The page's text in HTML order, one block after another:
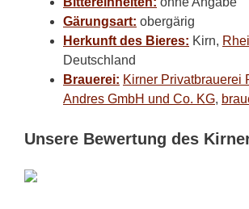
Gärungsart: obergärig
Herkunft des Bieres: Kirn,
Deutschland
Brauerei: Kirner Privatbrauerei
Andres GmbH und Co. KG,
Unsere Bewertung des